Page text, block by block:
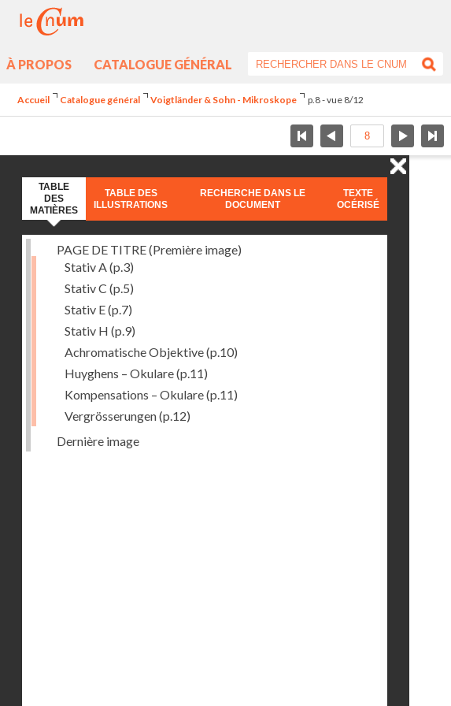
À PROPOS CATALOGUE GÉNÉRAL
Accueil Catalogue général Voigtländer & Sohn - Mikroskope p.8 - vue 8/12
TABLE
DES
MATIÈRES
TABLE DES
ILLUSTRATIONS
RECHERCHE DANS LE
DOCUMENT
TEXTE
OCÉRISÉ
PAGE DE TITRE (Première image)
Stativ A(p.3)
Stativ C (p.5)
Stativ E(p.7)
Stativ H (p.9)
Achromatische Objektive(p.10)
Huyghens – Okulare(p.11)
Kompensations – Okulare(p.11)
Vergrösserungen(p.12)
Dernière image